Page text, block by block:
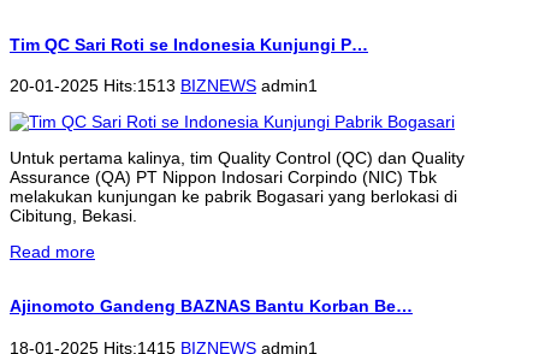
Tim QC Sari Roti se Indonesia Kunjungi P…
20-01-2025 Hits:1513 BIZNEWS admin1
Untuk pertama kalinya, tim Quality Control (QC) dan Quality
Assurance (QA) PT Nippon Indosari Corpindo (NIC) Tbk
melakukan kunjungan ke pabrik Bogasari yang berlokasi di
Cibitung, Bekasi.
Read more
Ajinomoto Gandeng BAZNAS Bantu Korban Be…
18-01-2025 Hits:1415 BIZNEWS admin1